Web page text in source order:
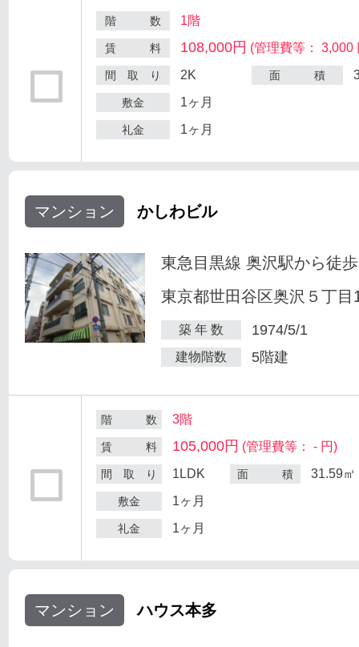
階 数 1階
賃 料 108,000円 (管理費等： 3,000
間 取 り 2K 面 積
敷金 1ヶ月
礼金 1ヶ月
マンション かしわビル
東急目黒線 奥沢駅から徒
東京都世田谷区奥沢５丁目
築 年 数 1974/5/1
建物階数 5階建
階 数 3階
賃 料 105,000円 (管理費等： - 円)
間 取 り 1LDK 面 積 31.59㎡
敷金 1ヶ月
礼金 1ヶ月
マンション ハウス本多